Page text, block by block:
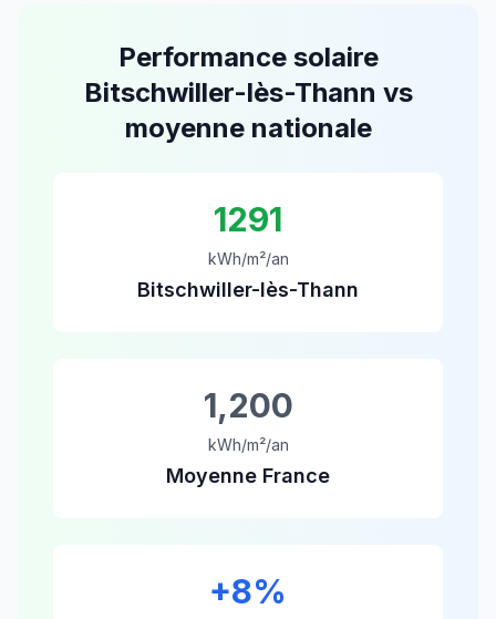
Performance solaire
Bitschwiller-lès-Thann vs
moyenne nationale
1291
kWh/m²/an
Bitschwiller-lès-Thann
1,200
kWh/m²/an
Moyenne France
+8%